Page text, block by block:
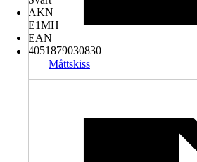
AKN
E1MH
EAN
4051879030830
Måttskiss